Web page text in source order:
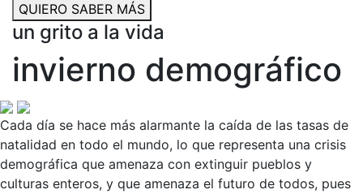
QUIERO SABER MÁS
un grito a la vida
invierno demográfico
Cada día se hace más alarmante la caída de las tasas de
natalidad en todo el mundo, lo que representa una crisis
demográfica que amenaza con extinguir pueblos y
culturas enteros, y que amenaza el futuro de todos, pues